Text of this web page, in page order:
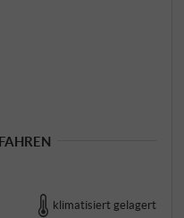
klimatisiert gelagert